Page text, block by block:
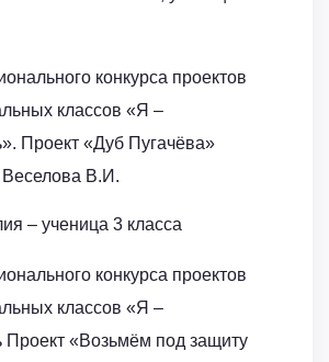
конкурса проектов
классов «Я –
Проект «Дуб Пугачёва»
Веселова В.И.
– ученица 3 класса
конкурса проектов
классов «Я –
Проект «Возьмём под защиту